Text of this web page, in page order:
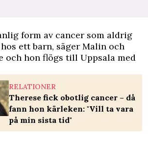
form av cancer som aldrig
ett barn, säger Malin och
och hon flögs till Uppsala med
RELATIONER
Therese fick obotlig cancer – då
fann hon kärleken: "Vill ta vara
på min sista tid"